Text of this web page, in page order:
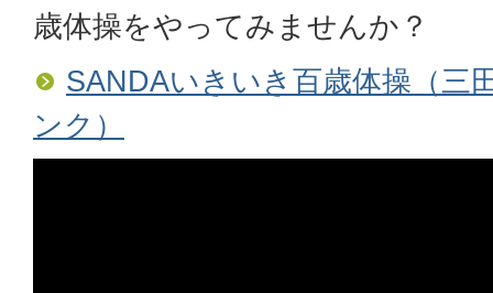
歳体操をやってみませんか？
SANDAいきいき百歳体操（三
ンク）